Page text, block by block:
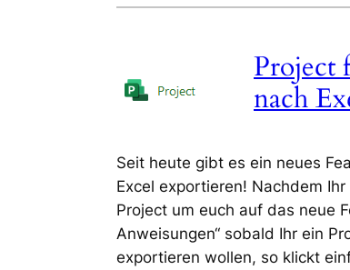
Project
nach
Seit heute gibt es ein neues
Excel exportieren! Nachdem
Project um euch auf das neue
Anweisungen“ sobald Ihr ein
exportieren wollen, so klickt